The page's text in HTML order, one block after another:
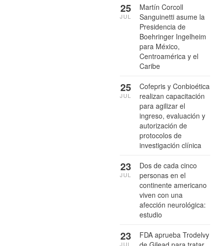
Martín Corcoll
Sanguinetti asume la
Presidencia de
Boehringer Ingelheim
para México,
Centroamérica y el
Caribe
25
JUL
Cofepris y Conbioética
realizan capacitación
para agilizar el
ingreso, evaluación y
autorización de
protocolos de
investigación clínica
25
JUL
Dos de cada cinco
personas en el
continente americano
viven con una
afección neurológica:
estudio
23
JUL
FDA aprueba Trodelvy
23
JUL